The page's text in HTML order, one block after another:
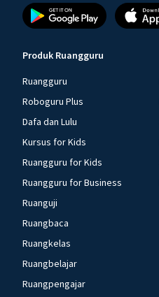
Produk Ruangguru
Ruangguru
Roboguru Plus
Dafa dan Lulu
Kursus for Kids
Ruangguru for Kids
Ruangguru for Business
Ruanguji
Ruangbaca
Ruangkelas
Ruangbelajar
Ruangpengajar